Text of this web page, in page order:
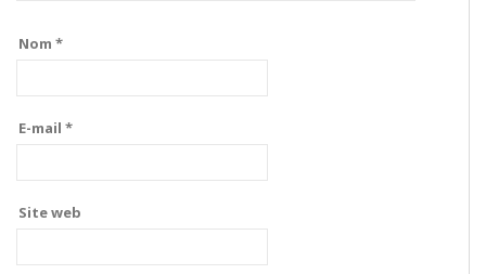
Nom *
E-mail *
Site web